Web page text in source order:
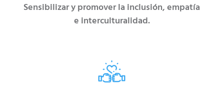
Sensibilizar y promover la inclusión, empatía
e interculturalidad.